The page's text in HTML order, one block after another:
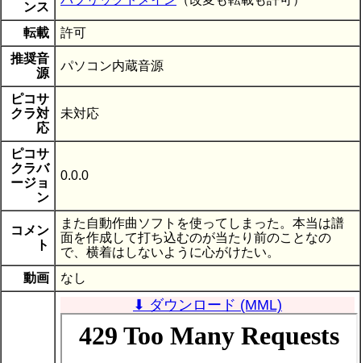
ンス
転載
許可
推奨音
源
パソコン内蔵音源
ピコサ
クラ対
応
未対応
ピコサ
クラバ
ージョ
ン
0.0.0
コメン
ト
また自動作曲ソフトを使ってしまった。本当は譜
面を作成して打ち込むのが当たり前のことなの
で、横着はしないように心がけたい。
動画
なし
⬇ ダウンロード (MML)